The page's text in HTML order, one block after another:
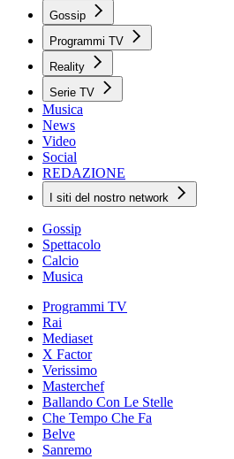
Gossip
Programmi TV
Reality
Serie TV
Musica
News
Video
Social
REDAZIONE
I siti del nostro network
Gossip
Spettacolo
Calcio
Musica
Programmi TV
Rai
Mediaset
X Factor
Verissimo
Masterchef
Ballando Con Le Stelle
Che Tempo Che Fa
Belve
Sanremo